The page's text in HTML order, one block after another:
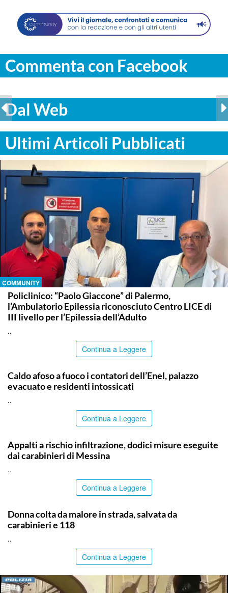
Commenta con Facebook
Dal Web
Ultimi Articoli Pubblicati
COMMUNITY
Policlinico: “Paolo Giaccone” di Palermo,
l’Ambulatorio Epilessia riconosciuto Centro LICE di
III livello per l’Epilessia dell’Adulto
..
Continua a Leggere
Caldo afoso a fuoco i contatori dell’Enel, palazzo
evacuato e residenti intossicati
..
Continua a Leggere
Appalti a rischio infiltrazione, dodici misure eseguite
dai carabinieri di Messina
..
Continua a Leggere
Donna colta da malore in strada, salvata da
carabinieri e 118
..
Continua a Leggere